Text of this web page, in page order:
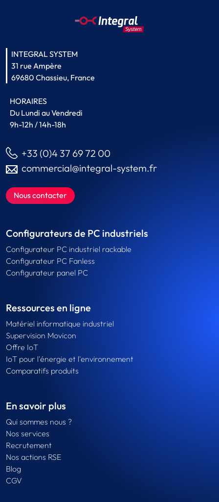
INTEGRAL SYSTEM
31 rue Ampère
69680 Chassieu, France
HORAIRES
Du Lundi au Vendredi
9h-12h / 14h-18h
+33 (0)4 37 69 72 00
commercial@integral-system.fr
Nous contacter
Configurateurs de PC industriels
Configurateur PC industriel rackable
Configurateur PC Fanless
Configurateur panel PC
Ressources en ligne
Matériel informatique industriel
Supervision Movicon
Offre IoT
IoT pour l'énergie et l'environnement
Comparatifs produits
En savoir plus
Qui sommes nous ?
Nos services
Recrutement
Nos actions RSE
Blog
CGV